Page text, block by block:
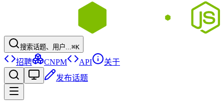
搜索话题、用户...⌘K
招聘 CNPM API
关于
发布话题